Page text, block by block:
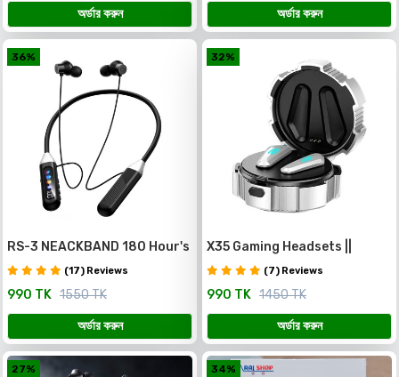
অর্ডার করুন অর্ডার করুন
36%
RS-3 NEACKBAND 180 Hour's
Charging Backup with Voice
Change
(17) Reviews
990 TK 1550 TK
অর্ডার করুন
32%
X35 Gaming Headsets ||
premium Quality
(7) Reviews
990 TK 1450 TK
অর্ডার করুন
27% 34%